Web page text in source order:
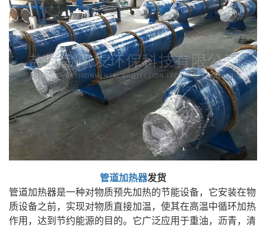
管道加热器发货
管道加热器是一种对物质预先加热的节能设备，它安装在物
质设备之前，实现对物质直接加温，使其在高温中循环加热
作用，达到节约能源的目的。它广泛应用于重油，沥青，清